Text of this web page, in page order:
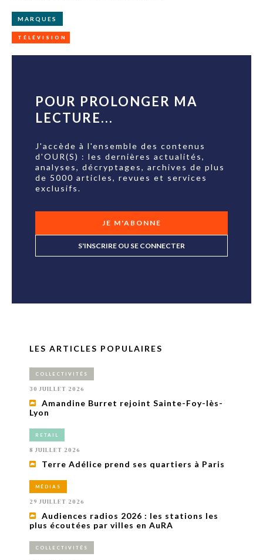
MARQUES
TÉLÉVISION
POUR PROLONGER MA
LECTURE...
J'accède à l'ensemble des contenus
d'OUR(S) : les dernières actualités,
analyses, décryptages, archives de plus
de 5000 articles, revues et services
exclusifs.
JE M'ABONNE
S'INSCRIRE OU SE CONNECTER
LES ARTICLES POPULAIRES
COLLECTIVITÉS
30 JUILLET 2026
Amandine Burret rejoint Sainte-Foy-lès-
Lyon
RETAIL
8 JUILLET 2026
Terre Adélice prend ses quartiers à Paris
MÉDIAS
29 JUILLET 2026
Audiences radios 2026 : les stations les
plus écoutées par villes en AuRA
COLLECTIVITÉS